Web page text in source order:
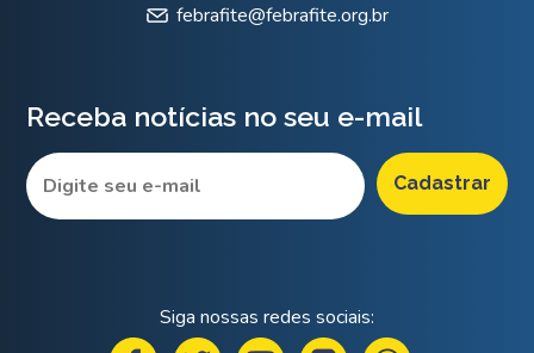
febrafite@febrafite.org.br
Receba notícias no seu e-mail
Siga nossas redes sociais: